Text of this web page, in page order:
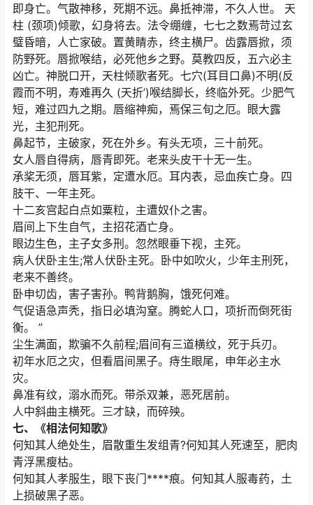
即身亡。气散神移，死期不远。鼻抵神滞，不久人世。 天
柱 (颈项)倾歌，幻身将去。法令绷缠，七七之数焉苛过玄
璧昏暗，人亡家破。置黄睛赤，终主横尸。齿露唇掀，须
防野死。唇掀喉结，必死他乡之野。莫教四反，五六必主
凶亡。神脱口开，天柱倾歌者死。七穴(耳目口鼻)不明(反
霞而不明，寿难再久 (天折’)喉结脚长，终临外死。少肥气
短，难过四九之期。唇缩神痴，焉保三旬之厄。眼大露
光，主犯刑死。
鼻起节，主破家，死在外乡。有头无项，三十前死。
女人唇自得病，唇青即死。老来头皮干十无一生。
承桨无须，唇耳紫，定遭水厄。耳内表，忌血疾亡身。四
肢干、一年主死。
十二亥宫起白点如粟粒，主遭奴仆之害。
眉间上下生自气，主招花酒亡身。
眼边生色，主子女多刑。忽然眼垂下视，主死。
病人伏卧主生;常人伏卧主死。卧中如吹火，少年主刑死，
老来不善终。
卧申切齿，害子害孙。鸭背鹅胸，饿死何难。
气促语急声秃，指日必填沟窒。腾蛇人口，项折而倒死街
衡。 ”
尘生满面，欺骗不久前程;眉间有三道横纹，死于兵刃。
初年水厄之灾，但看眉间黑子。痔生眼尾，申年必主水
灾。
鼻准有纹，溺水而死。带杀双兼，恶死居前。
人中斜曲主横死。三才缺，而碎殃。
七、《相法何知歌》
何知其人绝处生，眉散重生发组青?何知其人死速至，肥肉
青浮黑瘦枯。
何知其人孝服生，眼下丧门****痕。何知其人服毒药，土
上损破黑子恶。